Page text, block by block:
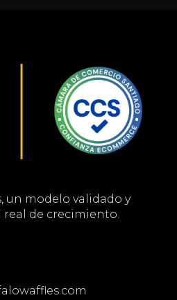
un modelo validado y
de crecimiento.